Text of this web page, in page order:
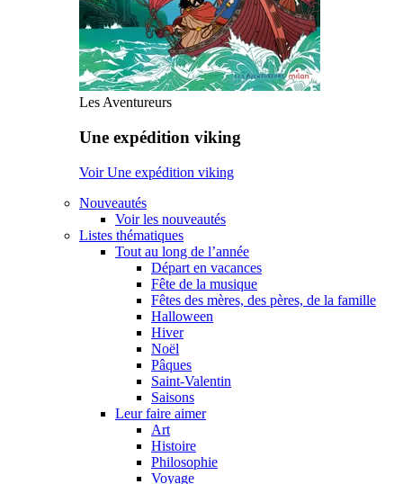
Les Aventureurs
Une expédition viking
Voir Une expédition viking
Nouveautés
Voir les nouveautés
Listes thématiques
Tout au long de l’année
Départ en vacances
Fête de la musique
Fêtes des mères, des pères, de la famille
Halloween
Hiver
Noël
Pâques
Saint-Valentin
Saisons
Leur faire aimer
Art
Histoire
Philosophie
Voyage